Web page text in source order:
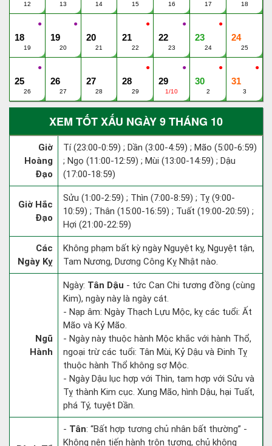
12 13 14 15 16 17 18
●
18
19
●
19
20
20
21
●
21
22
●
22
23
●
23
24
24
25
●
25
26
26
27
27
28
●
28
29
●
29
1/10
●
30
2
●
31
3
XEM TỐT XẤU NGÀY 9 THÁNG 10
Giờ
Hoàng
Đạo
Tí (23:00-0:59) ; Dần (3:00-4:59) ; Mão (5:00-6:59)
; Ngọ (11:00-12:59) ; Mùi (13:00-14:59) ; Dậu
(17:00-18:59)
Giờ Hắc
Đạo
Sửu (1:00-2:59) ; Thìn (7:00-8:59) ; Tỵ (9:00-
10:59) ; Thân (15:00-16:59) ; Tuất (19:00-20:59) ;
Hợi (21:00-22:59)
Các
Ngày Kỵ
Không phạm bất kỳ ngày Nguyệt kỵ, Nguyệt tận,
Tam Nương, Dương Công Kỵ Nhật nào.
Ngũ
Hành
Ngày: Tân Dậu - tức Can Chi tương đồng (cùng
Kim), ngày này là ngày cát.
- Nạp âm: Ngày Thạch Lựu Mộc, kỵ các tuổi: Ất
Mão và Kỷ Mão.
- Ngày này thuộc hành Mộc khắc với hành Thổ,
ngoại trừ các tuổi: Tân Mùi, Kỷ Dậu và Đinh Tỵ
thuộc hành Thổ không sợ Mộc.
- Ngày Dậu lục hợp với Thìn, tam hợp với Sửu và
Tỵ thành Kim cục. Xung Mão, hình Dậu, hại Tuất,
phá Tý, tuyệt Dần.
- Tân: “Bất hợp tương chủ nhân bất thường” -
Không nên tiến hành trộn tương, chủ không